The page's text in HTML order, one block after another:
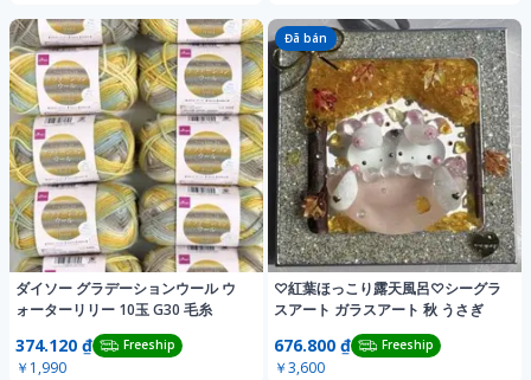
ダイソー グラデーションウール ウ
ォーターリリー 10玉 G30 毛糸
374.120 ₫ Freeship
￥1,990
Đã bán
♡紅葉ほっこり露天風呂♡シーグラ
スアート ガラスアート 秋 うさぎ
676.800 ₫ Freeship
￥3,600